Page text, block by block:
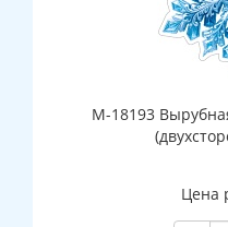
М-18193
Цена